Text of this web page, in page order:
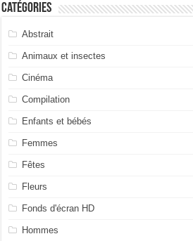
Catégories
Abstrait
Animaux et insectes
Cinéma
Compilation
Enfants et bébés
Femmes
Fêtes
Fleurs
Fonds d'écran HD
Hommes